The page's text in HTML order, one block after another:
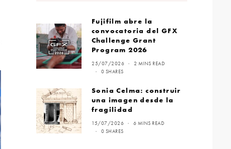
Fujifilm abre la
convocatoria del GFX
Challenge Grant
Program 2026
25/07/2026
2 MINS READ
0 SHARES
Sonia Celma: construir
una imagen desde la
fragilidad
15/07/2026
6 MINS READ
0 SHARES